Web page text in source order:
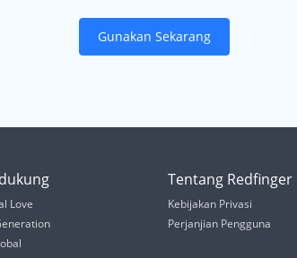
Gunakan Sekarang
Love
Tentang Redfinger
Kebijakan Privasi
Perjanjian Pengguna